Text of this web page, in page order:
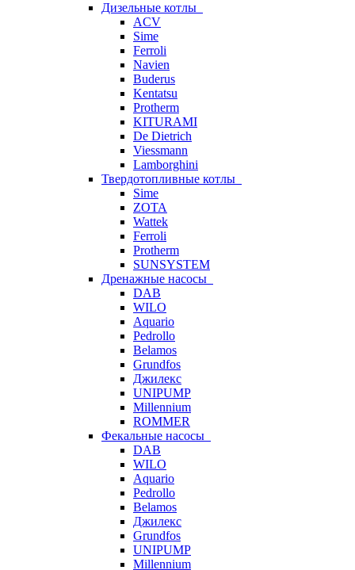
Дизельные котлы
ACV
Sime
Ferroli
Navien
Buderus
Kentatsu
Protherm
KITURAMI
De Dietrich
Viessmann
Lamborghini
Твердотопливные котлы
Sime
ZOTA
Wattek
Ferroli
Protherm
SUNSYSTEM
Дренажные насосы
DAB
WILO
Aquario
Pedrollo
Belamos
Grundfos
Джилекс
UNIPUMP
Millennium
ROMMER
Фекальные насосы
DAB
WILO
Aquario
Pedrollo
Belamos
Джилекс
Grundfos
UNIPUMP
Millennium